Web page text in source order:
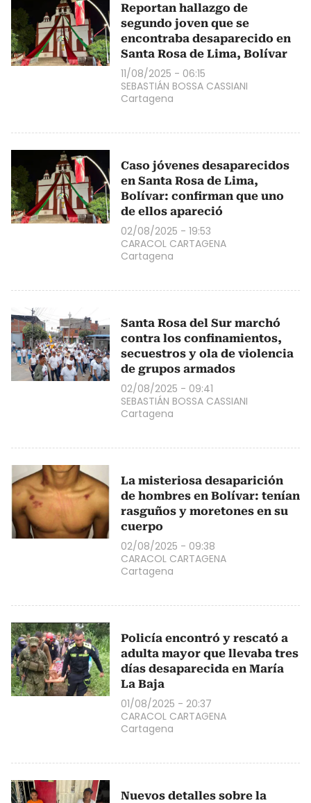
Reportan hallazgo de
segundo joven que se
encontraba desaparecido en
Santa Rosa de Lima, Bolívar
11/08/2025 - 06:15
SEBASTIÁN BOSSA CASSIANI
Cartagena
Caso jóvenes desaparecidos
en Santa Rosa de Lima,
Bolívar: confirman que uno
de ellos apareció
02/08/2025 - 19:53
CARACOL CARTAGENA
Cartagena
Santa Rosa del Sur marchó
contra los confinamientos,
secuestros y ola de violencia
de grupos armados
02/08/2025 - 09:41
SEBASTIÁN BOSSA CASSIANI
Cartagena
La misteriosa desaparición
de hombres en Bolívar: tenían
rasguños y moretones en su
cuerpo
02/08/2025 - 09:38
CARACOL CARTAGENA
Cartagena
Policía encontró y rescató a
adulta mayor que llevaba tres
días desaparecida en María
La Baja
01/08/2025 - 20:37
CARACOL CARTAGENA
Cartagena
Nuevos detalles sobre la